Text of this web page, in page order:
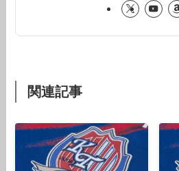
関連記事